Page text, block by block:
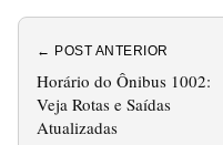
← POST ANTERIOR
Horário do Ônibus 1002:
Veja Rotas e Saídas
Atualizadas